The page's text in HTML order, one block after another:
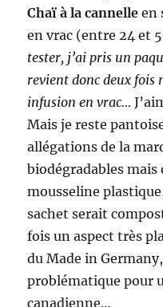
Chaï à la cannelle en
en vrac (entre 24 et
tester, j’ai pris un
revient donc deux fois
infusion en vrac…
Mais je reste
allégations de la
biodégradables
mousseline
sachet serait
fois un aspect très
du Made in
problématique pour
canadienne…